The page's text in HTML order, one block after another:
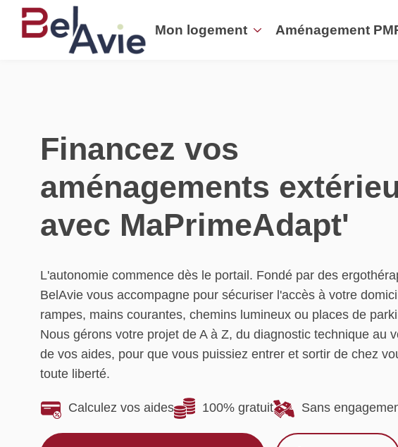
Mon logement Aménagement
Financez vos
aménagements
avec MaPrimeAdapt'
L'autonomie commence dès le portail. Fondé par des
BelAvie vous accompagne pour sécuriser l'accès à votre
rampes, mains courantes, chemins lumineux ou places de
Nous gérons votre projet de A à Z, du diagnostic technique au
de vos aides, pour que vous puissiez entrer et sortir de chez
toute liberté.
Calculez vos aides 100% gratuit Sans